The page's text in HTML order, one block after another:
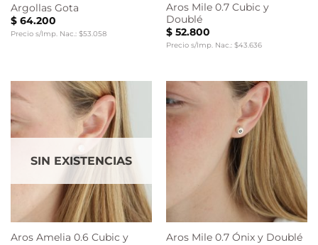
Argollas Gota
$64.200
Precio s/Imp. Nac.: $53.058
Aros Mile 0.7 Cubic y
Doublé
$52.800
Precio s/Imp. Nac.: $43.636
SIN EXISTENCIAS
Aros Amelia 0.6 Cubic y
Aros Mile 0.7 Ónix y Doublé